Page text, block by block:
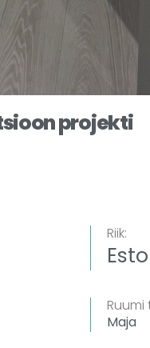
projekti
Riik:
Ruumi
Maja